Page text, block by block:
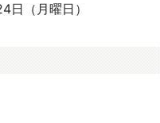
日（月曜日）